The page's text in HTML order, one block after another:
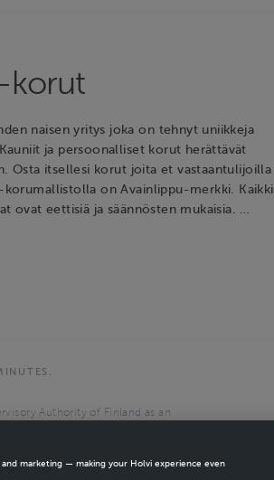
korut
naisen yritys joka on tehnyt uniikkeja
ja persoonalliset korut herättävät
Osta itsellesi korut joita et vastaantulijoilla
korumallistolla on Avainlippu-merkki. Kaikki
ovat eettisiä ja säännösten mukaisia. …
Authority of Finland as an
marketing — making your Holvi experience even